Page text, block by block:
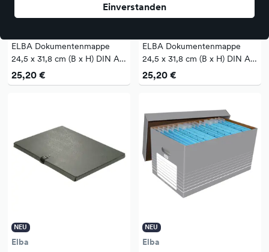
Einverstanden
NEU
ELBA Dokumentenmappe
24,5 x 31,8 cm (B x H) DIN A4
180 Bl. (80 g/m²) 20mm
Hartpappe, recycelt schwarz
25,20 €
ELBA Dokumentenmappe
24,5 x 31,8 cm (B x H) DIN A4
280 Bl. (80 g/m²) 30mm
Hartpappe, recycelt schwarz
25,20 €
NEU
Elba
NEU
Elba